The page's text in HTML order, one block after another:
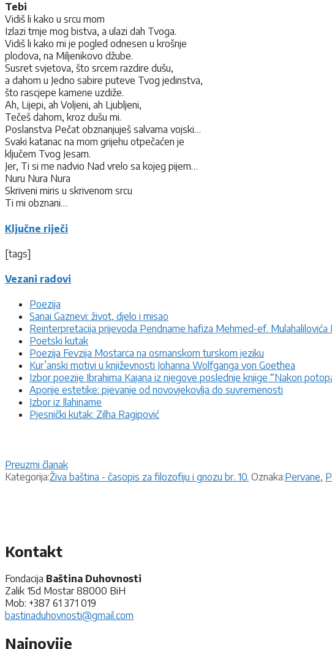
Tebi
Vidiš li kako u srcu mom
Izlazi trnje mog bistva, a ulazi dah Tvoga.
Vidiš li kako mi je pogled odnesen u krošnje
plodova, na Miljenikovo džube.
Susret svjetova, što srcem razdire dušu,
a dahom u Jedno sabire puteve Tvog jedinstva,
što rascjepe kamene uzdiže.
Ah, Lijepi, ah Voljeni, ah Ljubljeni,
Tečeš dahom, kroz dušu mi.
Poslanstva Pečat obznanjuješ salvama vojski…
Svaki katanac na mom grijehu otpečaćen je
ključem Tvog Jesam.
Jer, Ti si me nadvio Nad vrelo sa kojeg pijem…
Nuru Nura Nura
Skriveni miris u skrivenom srcu
Ti mi obznani…
Ključne riječi
[tags]
Vezani radovi
Poezija
Sanai Gaznevi: život, djelo i misao
Reinterpretacija prijevoda Pendname hafiza Mehmed-ef. Mulahalilovića
Poetski kutak
Poezija Fevzija Mostarca na osmanskom turskom jeziku
Kur’anski motivi u književnosti Johanna Wolfganga von Goethea
Izbor poezije Ibrahima Kajana iz njegove poslednje knjige “Nakon
Aporije estetike: pjevanje od novovjekovlja do suvremenosti
Izbor iz Ilahiname
Pjesnički kutak: Zilha Ragipović
Preuzmi članak
Kategorija:Kategorije
Živa baština - časopis za filozofiju i gnozu br. 10. Oznaka:Oznake
Pervane,
Kontakt
Fondacija Baština Duhovnosti
Zalik 15d Mostar 88000 BiH
Mob: +387 61 371 019
bastinaduhovnosti@gmail.com
Najnovije